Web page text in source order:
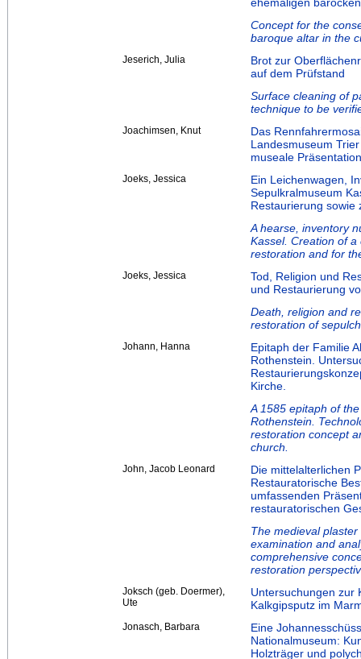
ehemaligen
Concept for the
baroque altar in the
Jeserich, Julia
Brot zur
auf dem Prüfstand
Surface cleaning of
technique to be
Joachimsen, Knut
Das
Landesmuseum
museale Präsentation
Joeks, Jessica
Ein Leichenwagen,
Sepulkralmuseum
Restaurierung sowie
A hearse, inventory
Kassel. Creation of
restoration and for
Joeks, Jessica
Tod, Religion und
und Restaurierung
Death, religion and
restoration of
Johann, Hanna
Epitaph der Familie
Rothenstein.
Kirche.
A 1585 epitaph of
Rothenstein.
restoration concept
church.
John, Jacob Leonard
Die mittelalterlichen
Restauratorische
umfassenden
restauratorischen
The medieval
examination and
comprehensive
restoration
Joksch (geb. Doermer),
Ute
Untersuchungen zur
Kalkgipsputz im
Jonasch, Barbara
Eine
Nationalmuseum:
Holzträger und